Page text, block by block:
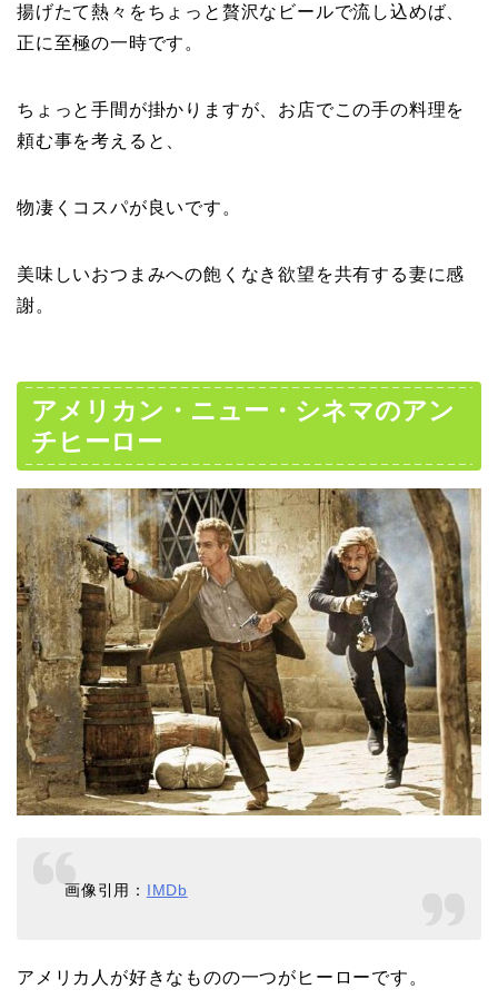
揚げたて熱々をちょっと贅沢なビールで流し込めば、
正に至極の一時です。
ちょっと手間が掛かりますが、お店でこの手の料理を
頼む事を考えると、
物凄くコスパが良いです。
美味しいおつまみへの飽くなき欲望を共有する妻に感
謝。
アメリカン・ニュー・シネマのアン
チヒーロー
画像引用： IMDb
アメリカ人が好きなものの一つがヒーローです。